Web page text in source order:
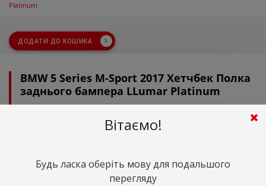
Platinum
ДОДАТИ ДО КОШИКА
BMW 5 Series M-Sport 2017 Хетчбек Полка
заднього бампера LLumar Platinum
грн.($14.81)
Вітаємо!
Будь ласка оберіть мову для подальшого
перегляду